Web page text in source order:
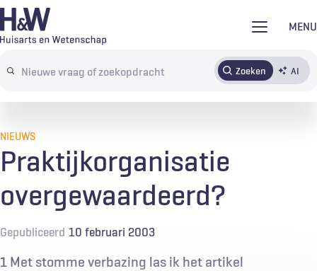
Overslaan
en
de
MENU
Search
terms
Zoeken AI
AbonnerenTijdschrift Inloggen
NIEUWS
Praktijkorganisatie
overgewaardeerd?
Gepubliceerd 10 februari 2003
1 Met stomme verbazing las ik het artikel